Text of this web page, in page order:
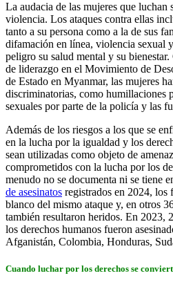
La audacia de las mujeres que luchan
violencia. Los ataques contra ellas
tanto a su persona como a la de sus
difamación en línea, violencia sexual
peligro su salud mental y su
de liderazgo en el Movimiento de
de Estado en Myanmar, las mujeres
discriminatorias, como humillaciones
sexuales por parte de la policía y las
Además de los riesgos a los que se
en la lucha por la igualdad y los
sean utilizadas como objeto de
comprometidos con la lucha por los
menudo no se documenta ni se tiene
de asesinatos registrados en 2024, los
blanco del mismo ataque y, en otros
también resultaron heridos. En 2023,
los derechos humanos fueron
Afganistán, Colombia, Honduras,
Cuando luchar por los derechos se